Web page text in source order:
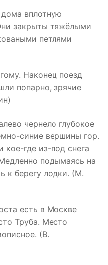
вплотную
закрыты тяжёлыми
петлями
Наконец поезд
попарно, зрячие
чернело глубокое
синие вершины гор.
где из-под снега
подымаясь на
к берегу лодки. (М.
есть в Москве
Труба. Место
(В.